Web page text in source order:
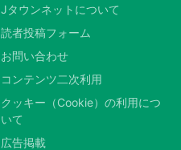
Jタウンネットについて
読者投稿フォーム
お問い合わせ
コンテンツ二次利用
クッキー（Cookie）の利用につ
いて
広告掲載